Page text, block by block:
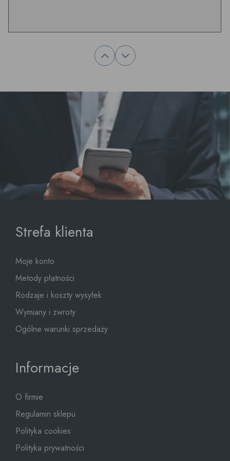
Strefa klienta
Moje konto
Metody płatności
Rodzaje i koszty wysyłek
Wymiany i zwroty
Ogólne warunki sprzedaży
Informacje
O firmie
Regulamin sklepu
Polityka cookies
Polityka prywatności